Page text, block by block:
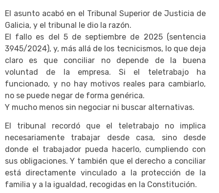
El asunto acabó en el Tribunal Superior de Justicia de
Galicia, y el tribunal le dio la razón.
El fallo es del 5 de septiembre de 2025 (sentencia
3945/2024), y, más allá de los tecnicismos, lo que deja
claro es que conciliar no depende de la buena
voluntad de la empresa. Si el teletrabajo ha
funcionado, y no hay motivos reales para cambiarlo,
no se puede negar de forma genérica.
Y mucho menos sin negociar ni buscar alternativas.
El tribunal recordó que el teletrabajo no implica
necesariamente trabajar desde casa, sino desde
donde el trabajador pueda hacerlo, cumpliendo con
sus obligaciones. Y también que el derecho a conciliar
está directamente vinculado a la protección de la
familia y a la igualdad, recogidas en la Constitución.